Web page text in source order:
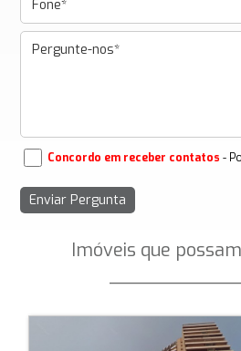
Concordo em receber contatos -
Imóveis que